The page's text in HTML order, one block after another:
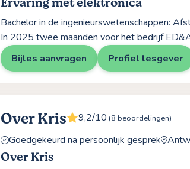
Bachelor in de ingenieurswetenschappen:
In 2025 twee maanden voor het bedrijf
Bijles aanvragen
Profiel lesgever
Over Kris 9,2/10 (8 beoordelingen)
Goedgekeurd na persoonlijk gesprek
Over Kris